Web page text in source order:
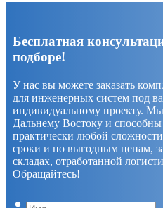
Бесплатная
подборе!
У нас вы можете заказать
для инженерных систем под
индивидуальному проекту.
Дальнему Востоку и способны
практически любой
сроки и по выгодным ценам,
складах, отработанной
Обращайтесь!